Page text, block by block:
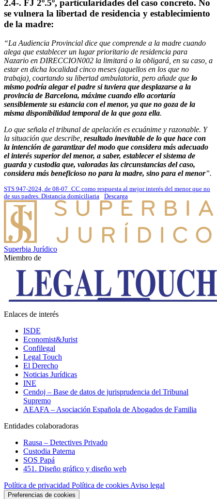
2.4-. FJ 2º.5º, particularidades del caso concreto. No
se vulnera la libertad de residencia y establecimiento
de la madre:
“La Audiencia Provincial dice que comprende a la madre cuando
alega que establecer un lugar prioritario de residencia para
Nazario en DIRECCION002 la limitará o la obligará, en su caso, a
estar en dicha localidad cinco meses (aquellos en los que no
trabaja), coartando su libertad ambulatoria, pero añade que lo
mismo podría alegar el padre si tuviera que desplazarse a la
provincia de Barcelona, máxime cuando ello acortaría
sensiblemente su estancia con el menor, ya que no goza de la
misma disponibilidad temporal de la que goza ella.
Lo que señala el tribunal de apelación es ecuánime y razonable. Y
la situación que describe, resultado inevitable de lo que hace con
la intención de garantizar del modo que considera más adecuado
el interés superior del menor, a saber, establecer el sistema de
guarda y custodia que, valoradas las circunstancias del caso,
considera más beneficioso no para la madre, sino para el menor”.
STS 947-2024, de 08-07_CC como respuesta al mejor interés del menor que no
de sus padres. Distancia domiciliaria
Descarga
Superbia Jurídico
Miembro de
Enlaces de interés
ISDE
Economist&Jurist
Confilegal
Legal Touch
El Derecho
Noticias Jurídicas
INE
Cendoj – Base de datos de jurisprudencia del Tribunal
Supremo
AEAFA – Asociación Española de Abogados de Familia
Entidades colaboradoras
Rausa – Detectives Privado
Custodia Paterna
SOS Papá
451. Diseño gráfico y diseño web
Política de privacidad Política de cookies Aviso legal
Preferencias de cookies